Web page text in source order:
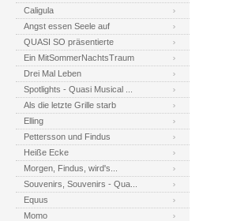
Caligula
Angst essen Seele auf
QUASI SO präsentierte
Ein MitSommerNachtsTraum
Drei Mal Leben
Spotlights - Quasi Musical ...
Als die letzte Grille starb
Elling
Pettersson und Findus
Heiße Ecke
Morgen, Findus, wird's...
Souvenirs, Souvenirs - Qua...
Equus
Momo